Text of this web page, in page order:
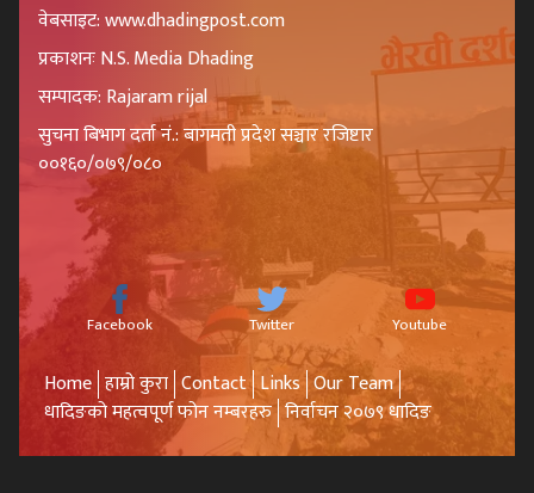
वेबसाइट: www.dhadingpost.com
प्रकाशनः N.S. Media Dhading
सम्पादक: Rajaram rijal
सुचना बिभाग दर्ता नं.: बागमती प्रदेश सञ्चार रजिष्टार
००१६०/०७९/०८०
Facebook Twitter Youtube
Home हाम्रो कुरा Contact Links Our Team
धादिङको महत्वपूर्ण फोन नम्बरहरु निर्वाचन २०७९ धादिङ